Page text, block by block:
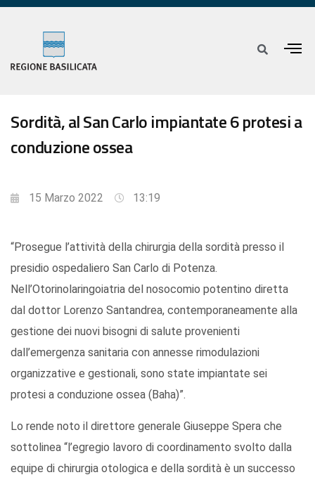
Sordità, al San Carlo impiantate 6 protesi a
conduzione ossea
15 Marzo 2022 13:19
“Prosegue l’attività della chirurgia della sordità presso il
presidio ospedaliero San Carlo di Potenza.
Nell’Otorinolaringoiatria del nosocomio potentino diretta
dal dottor Lorenzo Santandrea, contemporaneamente alla
gestione dei nuovi bisogni di salute provenienti
dall’emergenza sanitaria con annesse rimodulazioni
organizzative e gestionali, sono state impiantate sei
protesi a conduzione ossea (Baha)”.
Lo rende noto il direttore generale Giuseppe Spera che
sottolinea “l’egregio lavoro di coordinamento svolto dalla
equipe di chirurgia otologica e della sordità è un successo